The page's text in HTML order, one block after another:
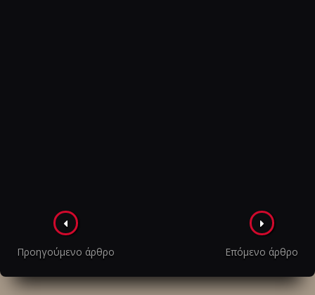
Πλοήγηση
στα
άρθρα
Προηγούμενο άρθρο Επόμενο άρθρο